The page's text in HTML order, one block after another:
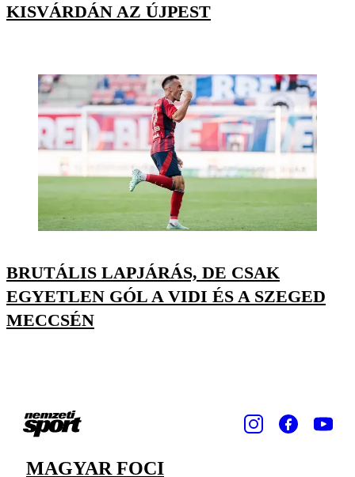
KISVÁRDÁN AZ ÚJPEST
BRUTÁLIS LAPJÁRÁS, DE CSAK
EGYETLEN GÓL A VIDI ÉS A SZEGED
MECCSÉN
MAGYAR FOCI